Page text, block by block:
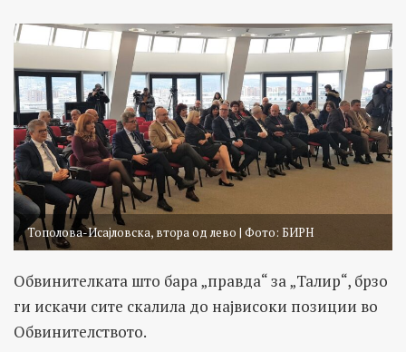
Toполова-Исајловска, втора од лево | Фото: БИРН
Обвинителката што бара „правда“ за „Талир“, брзо
ги искачи сите скалила до највисоки позиции во
Обвинителството.